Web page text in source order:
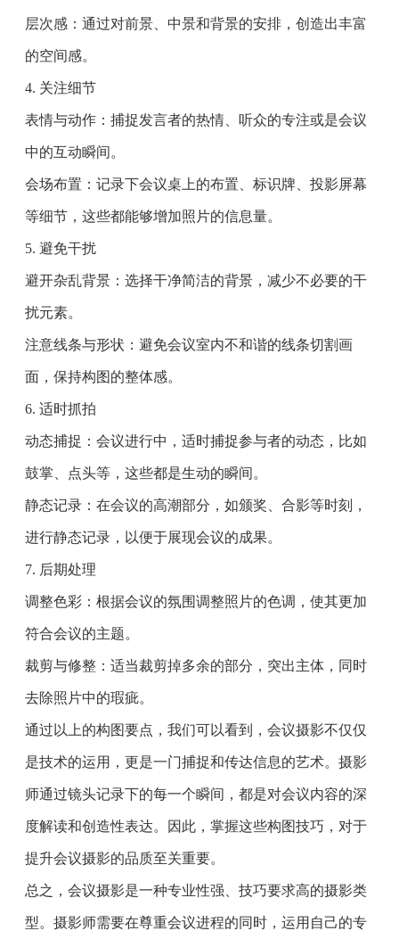
层次感：通过对前景、中景和背景的安排，创造出丰富
的空间感。
4. 关注细节
表情与动作：捕捉发言者的热情、听众的专注或是会议
中的互动瞬间。
会场布置：记录下会议桌上的布置、标识牌、投影屏幕
等细节，这些都能够增加照片的信息量。
5. 避免干扰
避开杂乱背景：选择干净简洁的背景，减少不必要的干
扰元素。
注意线条与形状：避免会议室内不和谐的线条切割画
面，保持构图的整体感。
6. 适时抓拍
动态捕捉：会议进行中，适时捕捉参与者的动态，比如
鼓掌、点头等，这些都是生动的瞬间。
静态记录：在会议的高潮部分，如颁奖、合影等时刻，
进行静态记录，以便于展现会议的成果。
7. 后期处理
调整色彩：根据会议的氛围调整照片的色调，使其更加
符合会议的主题。
裁剪与修整：适当裁剪掉多余的部分，突出主体，同时
去除照片中的瑕疵。
通过以上的构图要点，我们可以看到，会议摄影不仅仅
是技术的运用，更是一门捕捉和传达信息的艺术。摄影
师通过镜头记录下的每一个瞬间，都是对会议内容的深
度解读和创造性表达。因此，掌握这些构图技巧，对于
提升会议摄影的品质至关重要。
总之，会议摄影是一种专业性强、技巧要求高的摄影类
型。摄影师需要在尊重会议进程的同时，运用自己的专